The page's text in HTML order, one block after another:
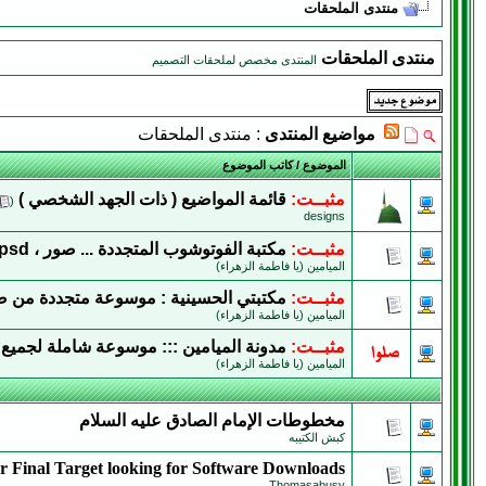
منتدى الملحقات
منتدى الملحقات المنتدى مخصص لملحقات التصميم
مواضيع المنتدى : منتدى الملحقات
الموضوع/كاتب الموضوع
مثبــت: قائمة المواضيع ( ذات الجهد الشخصي ) (
designs
مثبــت: مكتبة الفوتوشوب المتجددة ... صور ، psd ، فكتور ، Style ، Gradient ، إطارات ، ..
الميامين (يا فاطمة الزهراء)
مثبــت: مكتبتي الحسينية : موسوعة متجددة من
الميامين (يا فاطمة الزهراء)
مثبــت: مدونة الميامين ::: موسوعة شاملة
الميامين (يا فاطمة الزهراء)
مخطوطات الإمام الصادق عليه السلام
كبش الكتيبه
Final Target looking for Software Downloads!